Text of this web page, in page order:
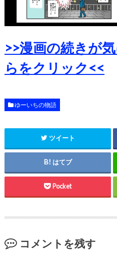
>>漫画の続きが
らをクリック<<
ゆーいちの物語
ツイート
はてブ
Pocket
コメントを残す